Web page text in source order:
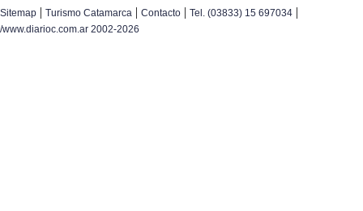
Sitemap | Turismo Catamarca | Contacto | Tel. (03833) 15 697034 |
/www.diarioc.com.ar 2002-2026